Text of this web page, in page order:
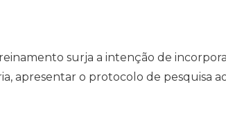
surja a intenção de
apresentar o protocolo de pesquisa ao